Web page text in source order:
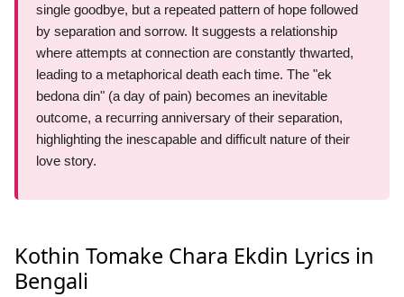
single goodbye, but a repeated pattern of hope followed
by separation and sorrow. It suggests a relationship
where attempts at connection are constantly thwarted,
leading to a metaphorical death each time. The "ek
bedona din" (a day of pain) becomes an inevitable
outcome, a recurring anniversary of their separation,
highlighting the inescapable and difficult nature of their
love story.
Kothin Tomake Chara Ekdin Lyrics in
Bengali